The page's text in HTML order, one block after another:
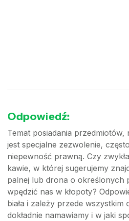
Odpowiedź:
Temat posiadania przedmiotów,
jest specjalne zezwolenie,
niepewność prawną. Czy
kawie, w której sugerujemy
palnej lub drona o określonych
wpędzić nas w kłopoty?
biała i zależy przede wszystkim
dokładnie namawiamy i w jaki